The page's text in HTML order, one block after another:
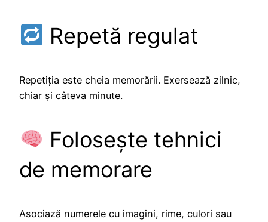
Repetă regulat
Repetiția este cheia memorării. Exersează zilnic,
chiar și câteva minute.
Folosește tehnici
de memorare
Asociază numerele cu imagini, rime, culori sau